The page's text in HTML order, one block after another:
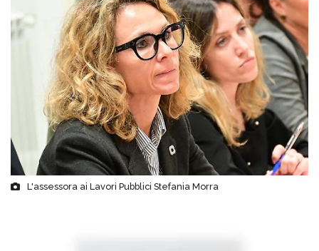
L'assessora ai Lavori Pubblici Stefania Morra